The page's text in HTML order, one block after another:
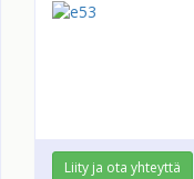
Liity ja ota yhteyttä